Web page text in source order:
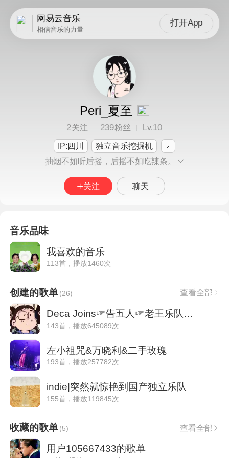
网易云音乐
相信音乐的力量
打开App
Peri_夏至
2关注 239粉丝 Lv.10
IP:四川
独立音乐挖掘机
抽烟不如听后摇，后摇不如吃辣条。
关注 聊天
音乐品味
我喜欢的音乐
113首，播放1460次
创建的歌单(26) 查看全部
Deca Joins☞告五人☞老王乐队☞茄子蛋
143首，播放645089次
左小祖咒&万晓利&二手玫瑰
193首，播放257782次
indie|突然就惊艳到国产独立乐队
155首，播放119845次
收藏的歌单(5) 查看全部
用户105667433的歌单